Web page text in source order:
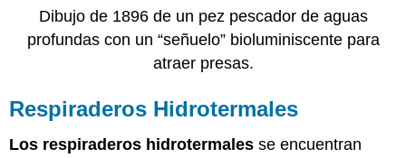
Dibujo de 1896 de un pez pescador de aguas
profundas con un “señuelo” bioluminiscente para
atraer presas.
Respiraderos Hidrotermales
Los respiraderos hidrotermales se encuentran